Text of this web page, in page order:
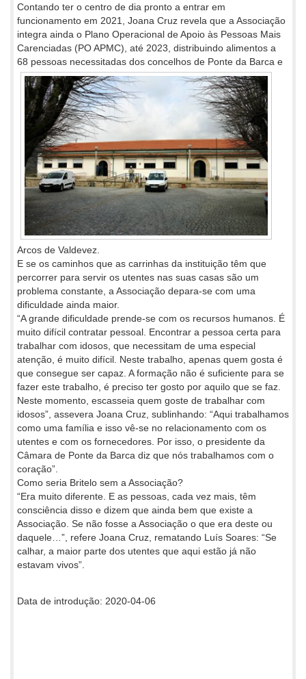
Contando ter o centro de dia pronto a entrar em
funcionamento em 2021, Joana Cruz revela que a Associação
integra ainda o Plano Operacional de Apoio às Pessoas Mais
Carenciadas (PO APMC), até 2023, distribuindo alimentos a
68 pessoas necessitadas dos concelhos de Ponte da Barca e
Arcos de Valdevez.
E se os caminhos que as carrinhas da instituição têm que
percorrer para servir os utentes nas suas casas são um
problema constante, a Associação depara-se com uma
dificuldade ainda maior.
“A grande dificuldade prende-se com os recursos humanos. É
muito difícil contratar pessoal. Encontrar a pessoa certa para
trabalhar com idosos, que necessitam de uma especial
atenção, é muito difícil. Neste trabalho, apenas quem gosta é
que consegue ser capaz. A formação não é suficiente para se
fazer este trabalho, é preciso ter gosto por aquilo que se faz.
Neste momento, escasseia quem goste de trabalhar com
idosos”, assevera Joana Cruz, sublinhando: “Aqui trabalhamos
como uma família e isso vê-se no relacionamento com os
utentes e com os fornecedores. Por isso, o presidente da
Câmara de Ponte da Barca diz que nós trabalhamos com o
coração”.
Como seria Britelo sem a Associação?
“Era muito diferente. E as pessoas, cada vez mais, têm
consciência disso e dizem que ainda bem que existe a
Associação. Se não fosse a Associação o que era deste ou
daquele…”, refere Joana Cruz, rematando Luís Soares: “Se
calhar, a maior parte dos utentes que aqui estão já não
estavam vivos”.
Data de introdução: 2020-04-06